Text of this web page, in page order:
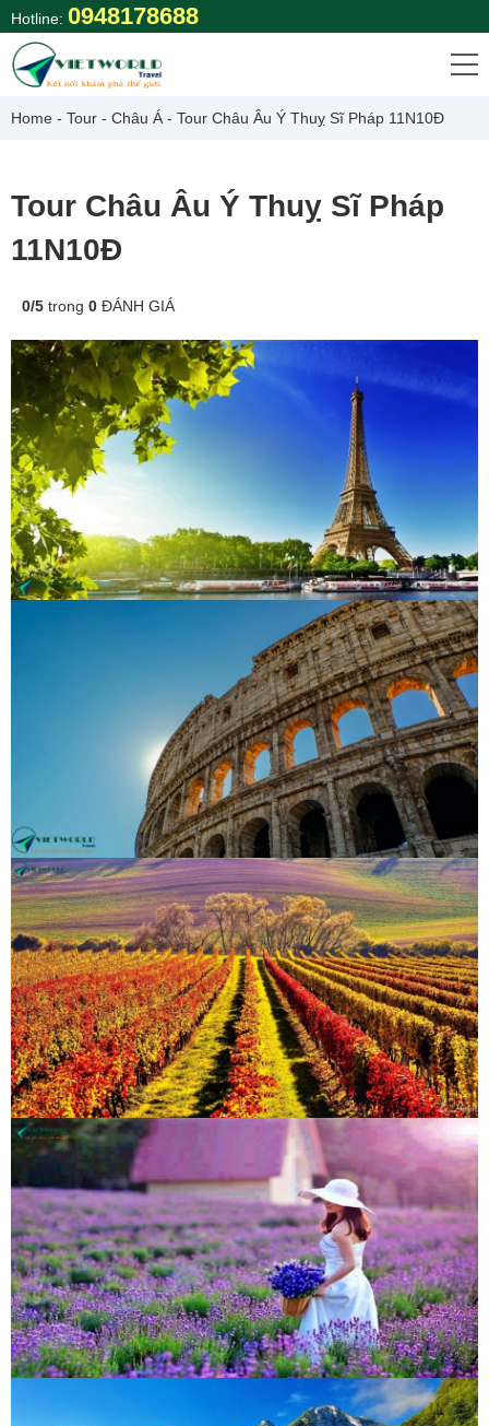
Skip
to
content
Hotline: 0948178688
Home - Tour - Châu Á - Tour Châu Âu Ý Thuỵ Sĩ Pháp 11N10Đ
Tour Châu Âu Ý Thuỵ Sĩ Pháp
11N10Đ
0/5 trong 0 ĐÁNH GIÁ